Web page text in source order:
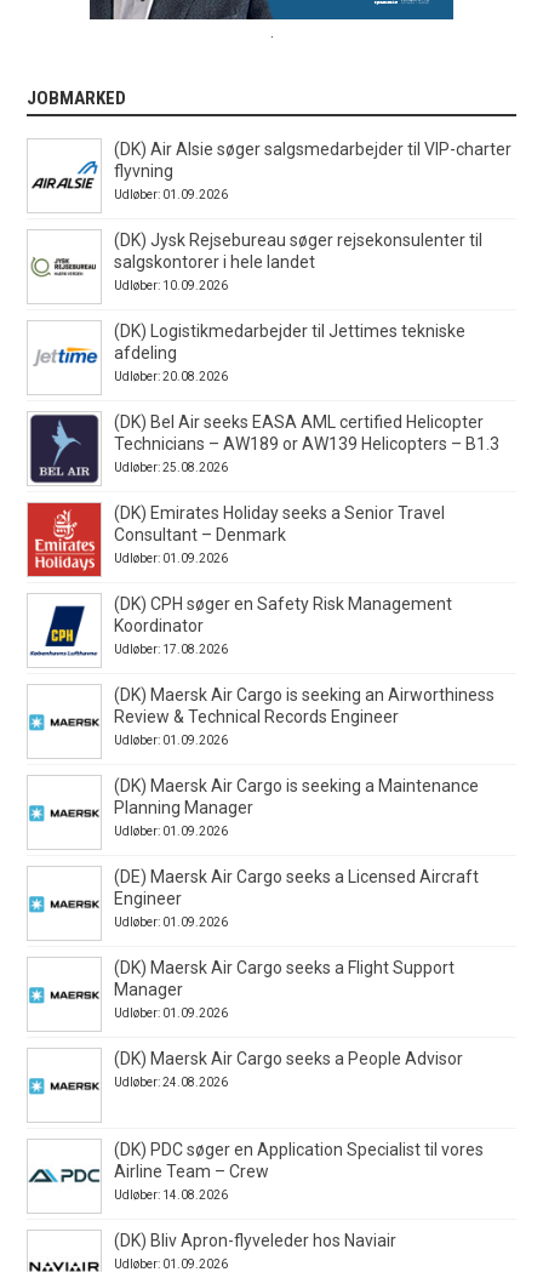
JOBMARKED
(DK) Air Alsie søger salgsmedarbejder til VIP-charter
flyvning
Udløber: 01.09.2026
(DK) Jysk Rejsebureau søger rejsekonsulenter til
salgskontorer i hele landet
Udløber: 10.09.2026
(DK) Logistikmedarbejder til Jettimes tekniske
afdeling
Udløber: 20.08.2026
(DK) Bel Air seeks EASA AML certified Helicopter
Technicians – AW189 or AW139 Helicopters – B1.3
Udløber: 25.08.2026
(DK) Emirates Holiday seeks a Senior Travel
Consultant – Denmark
Udløber: 01.09.2026
(DK) CPH søger en Safety Risk Management
Koordinator
Udløber: 17.08.2026
(DK) Maersk Air Cargo is seeking an Airworthiness
Review & Technical Records Engineer
Udløber: 01.09.2026
(DK) Maersk Air Cargo is seeking a Maintenance
Planning Manager
Udløber: 01.09.2026
(DE) Maersk Air Cargo seeks a Licensed Aircraft
Engineer
Udløber: 01.09.2026
(DK) Maersk Air Cargo seeks a Flight Support
Manager
Udløber: 01.09.2026
(DK) Maersk Air Cargo seeks a People Advisor
Udløber: 24.08.2026
(DK) PDC søger en Application Specialist til vores
Airline Team – Crew
Udløber: 14.08.2026
(DK) Bliv Apron-flyveleder hos Naviair
Udløber: 01.09.2026